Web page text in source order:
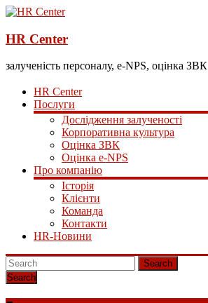
HR Center
залученість персоналу, e-NPS, оцінка ЗВК
HR Center
Послуги
Дослідження залученості
Корпоративна культура
Оцінка ЗВК
Оцінка e-NPS
Про компанію
Історія
Клієнти
Команда
Контакти
HR-Новини
Search